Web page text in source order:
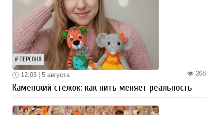
ПЕРСОНА
268
12:03 | 5 августа
Каменский стежок: как нить меняет реальность